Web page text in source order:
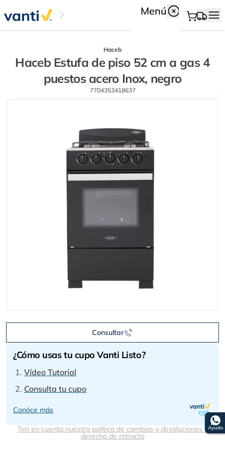
Menú
Ayuda
Haceb
Haceb Estufa de piso 52 cm a gas 4
puestos acero Inox, negro
7704353418637
Consultar
¿Cómo usas tu cupo Vanti Listo?
Vídeo Tutorial
Consulta tu cupo
Conóce más
Ten en cuenta nuestra política de cambios y devoluciones y
derecho de retracto